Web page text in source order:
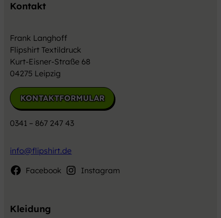
Kontakt
Frank Langhoff
Flipshirt Textildruck
Kurt-Eisner-Straße 68
04275 Leipzig
KONTAKTFORMULAR
0341 – 867 247 43
info@flipshirt.de
Facebook
Instagram
Kleidung